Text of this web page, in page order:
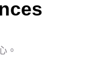
。